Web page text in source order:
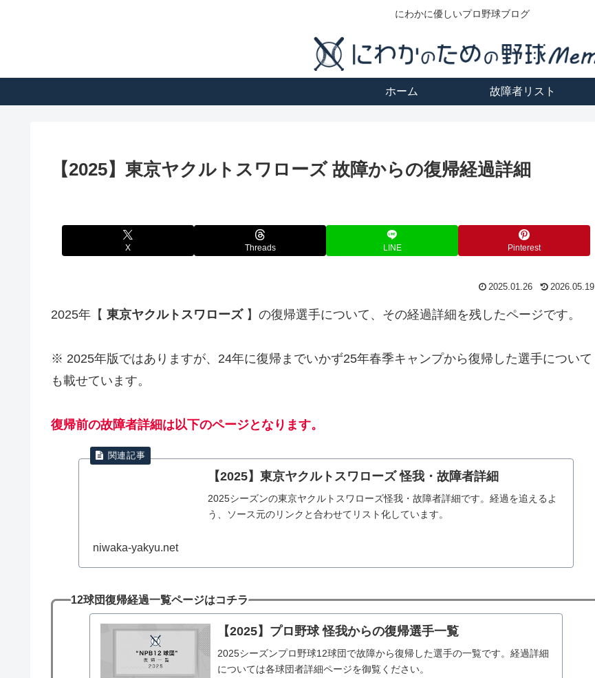
にわかに優しいプロ野球ブログ
ホーム 故障者リスト
【2025】東京ヤクルトスワローズ 故障からの復帰経過詳細
X Threads LINE Pinterest
2025.01.26 2026.05.19
2025年【 東京ヤクルトスワローズ】の復帰選手について、その経過詳細を残したページです。
※ 2025年版ではありますが、24年に復帰までいかず25年春季キャンプから復帰した選手について
も載せています。
復帰前の故障者詳細は以下のページとなります。
【2025】東京ヤクルトスワローズ 怪我・故障者詳細
2025シーズンの東京ヤクルトスワローズ怪我・故障者詳細です。経過を追えるよ
う、ソース元のリンクと合わせてリスト化しています。
niwaka-yakyu.net
12球団復帰経過一覧ページはコチラ
【2025】プロ野球 怪我からの復帰選手一覧
2025シーズンプロ野球12球団で故障から復帰した選手の一覧です。経過詳細
については各球団者詳細ページを御覧ください。